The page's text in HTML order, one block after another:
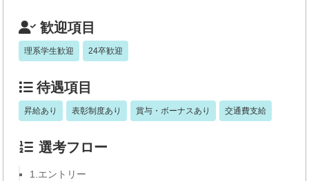
歓迎項目
理系学生歓迎 24卒歓迎
待遇項目
昇給あり 表彰制度あり 賞与・ボーナスあり 交通費支給
選考フロー
1.エントリー